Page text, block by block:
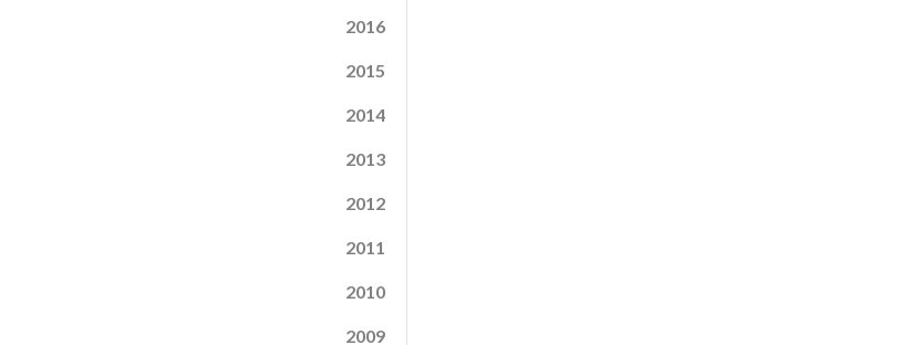
2016
2015
2014
2013
2012
2011
2010
2009